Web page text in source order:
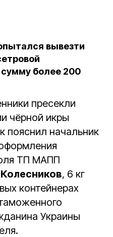
вывезти
более 200
пресекли
чёрной икры
пояснил начальник
ТП МАПП
, 6 кг
контейнерах
Украины